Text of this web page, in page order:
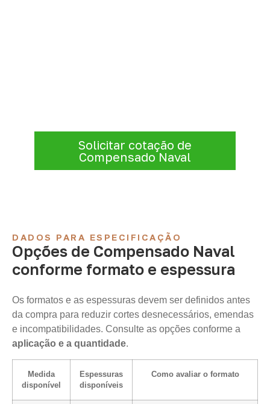
Solicitar cotação de
Compensado Naval
DADOS PARA ESPECIFICAÇÃO
Opções de Compensado Naval
conforme formato e espessura
Os formatos e as espessuras devem ser definidos antes
da compra para reduzir cortes desnecessários, emendas
e incompatibilidades. Consulte as opções conforme a
aplicação e a quantidade.
Medida
disponível
Espessuras
disponíveis
Como avaliar o formato